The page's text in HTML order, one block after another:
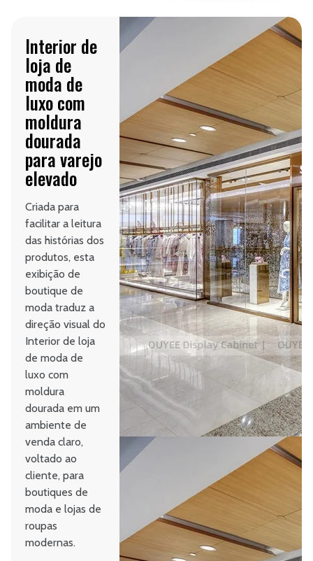
Interior de
loja de
moda de
luxo com
moldura
dourada
para varejo
elevado
Criada para
facilitar a leitura
das histórias dos
produtos, esta
exibição de
boutique de
moda traduz a
direção visual do
Interior de loja
de moda de
luxo com
moldura
dourada em um
ambiente de
venda claro,
voltado ao
cliente, para
boutiques de
moda e lojas de
roupas
modernas.